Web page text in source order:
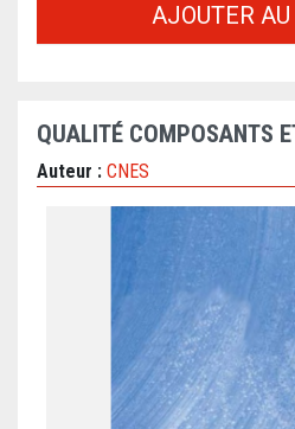
AJOUTER
QUALITÉ COMPOSANTS
Auteur : CNES